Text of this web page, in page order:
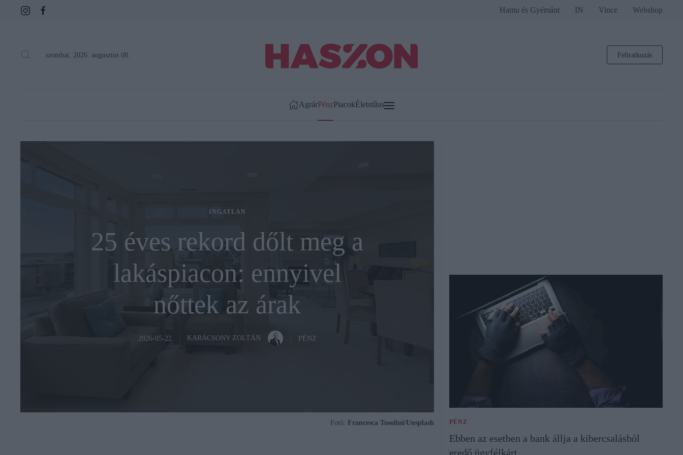
Hamu és Gyémánt IN Vince Webshop
szombat, 2026. augusztus 08. Feliratkozás
AgrárPénzPiacokÉletstílus
INGATLAN
25 éves rekord dőlt meg a
lakáspiacon: ennyivel
nőttek az árak
2026-05-22 KARÁCSONY ZOLTÁN PÉNZ
Fotó: Francesca Tosolini/Unsplash PÉNZ
Ebben az esetben a bank állja a kibercsalásból
eredő ügyfélkárt